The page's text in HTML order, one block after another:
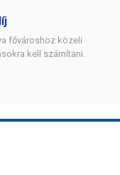
fővároshoz közeli
kell számítani.